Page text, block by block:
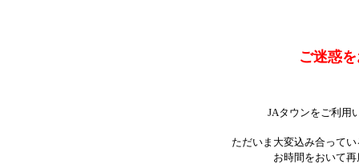
ご迷惑
JAタウンをご利用
ただいま大変込み合って
お時間をおいて